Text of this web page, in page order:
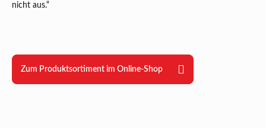
nicht aus.“
Zum Produktsortiment im Online-Shop